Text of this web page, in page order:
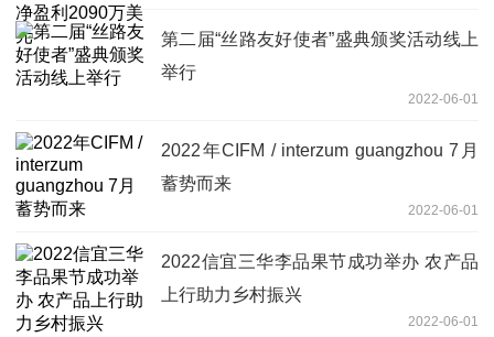
第二届“丝路友好使者”盛典颁奖活动线上
举行
2022-06-01
2022年CIFM / interzum guangzhou 7月
蓄势而来
2022-06-01
2022信宜三华李品果节成功举办 农产品
上行助力乡村振兴
2022-06-01